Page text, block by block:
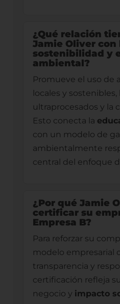
¿Qué relación
Jamie Oliver con
sostenibilidad y
ambiental?
Promueve el uso de
locales y
ultraprocesados y la
Esto conecta la
con un modelo de
ambientalmente
central del enfoque
¿Por qué Jamie
certificar su
Empresa B?
Para reforzar su
modelo empresarial
transparencia y
certificación refleja
negocio y impacto